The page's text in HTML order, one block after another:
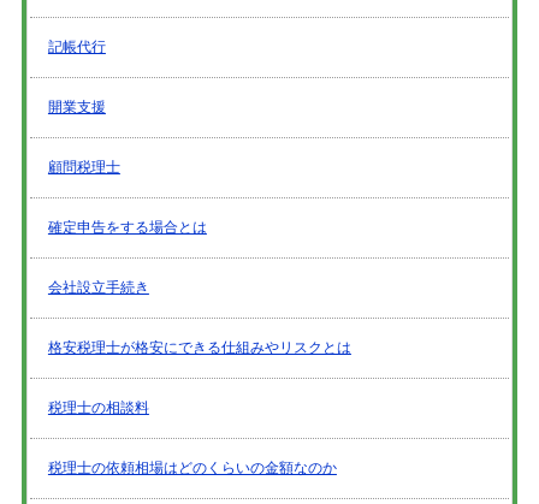
記帳代行
開業支援
顧問税理士
確定申告をする場合とは
会社設立手続き
格安税理士が格安にできる仕組みやリスクとは
税理士の相談料
税理士の依頼相場はどのくらいの金額なのか